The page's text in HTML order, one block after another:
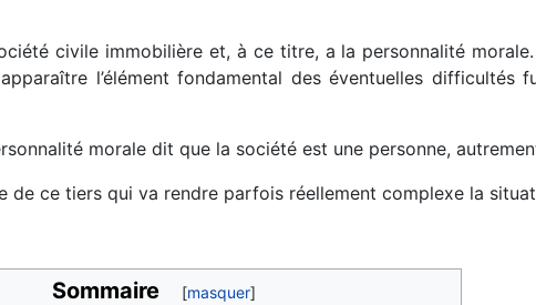
civile immobilière et, à ce titre, a la personnalité
l’élément fondamental des éventuelles difficultés
morale dit que la société est une personne,
de ce tiers qui va rendre parfois réellement complexe la
Sommaire